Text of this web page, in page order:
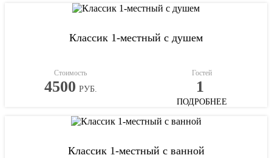
Классик 1-местный с душем
Стоимость
4500 РУБ.
Гостей
1
ПОДРОБНЕЕ
Классик 1-местный с ванной